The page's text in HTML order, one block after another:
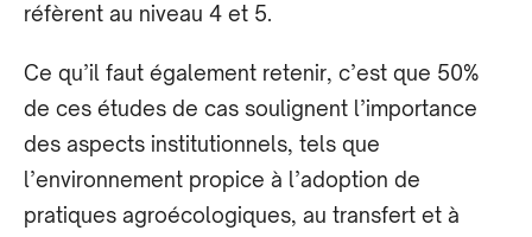
réfèrent au niveau 4 et 5.
Ce qu’il faut également retenir, c’est que 50%
de ces études de cas soulignent l’importance
des aspects institutionnels, tels que
l’environnement propice à l’adoption de
pratiques agroécologiques, au transfert et à